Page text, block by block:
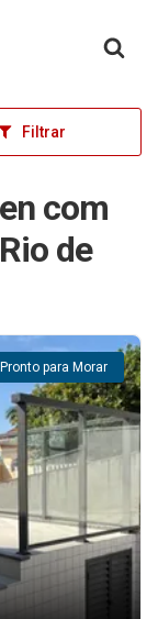
Filtrar
com
de
Pronto para Morar